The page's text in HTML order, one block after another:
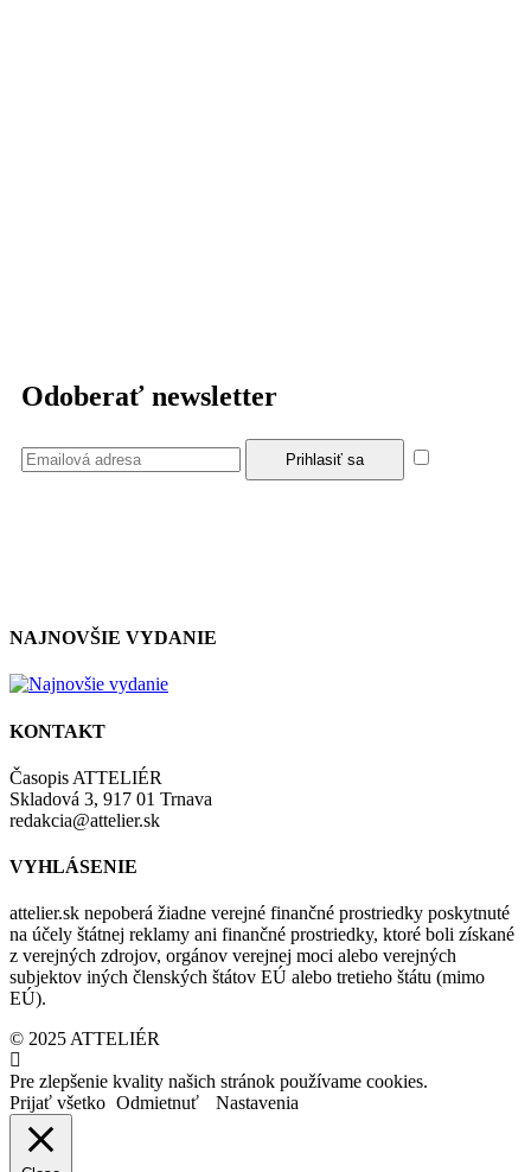
Odoberať newsletter
NAJNOVŠIE VYDANIE
KONTAKT
Časopis ATTELIÉR
Skladová 3, 917 01 Trnava
redakcia@attelier.sk
VYHLÁSENIE
attelier.sk nepoberá žiadne verejné finančné prostriedky poskytnuté
na účely štátnej reklamy ani finančné prostriedky, ktoré boli získané
z verejných zdrojov, orgánov verejnej moci alebo verejných
subjektov iných členských štátov EÚ alebo tretieho štátu (mimo
EÚ).
© 2025 ATTELIÉR
Pre zlepšenie kvality našich stránok používame cookies.
Prijať všetko Odmietnuť Nastavenia